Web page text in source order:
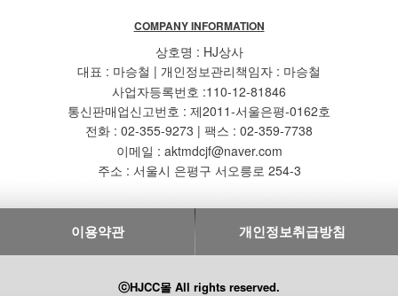
COMPANY INFORMATION
상호명 : HJ상사
대표 : 마승철 | 개인정보관리책임자 : 마승철
사업자등록번호 :110-12-81846
통신판매업신고번호 : 제2011-서울은평-0162호
전화 : 02-355-9273 | 팩스 : 02-359-7738
이메일 : aktmdcjf@naver.com
주소 : 서울시 은평구 서오릉로 254-3
이용약관 개인정보취급방침
ⓒHJCC몰 All rights reserved.